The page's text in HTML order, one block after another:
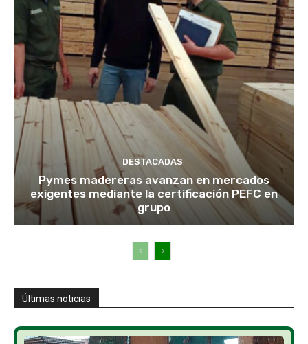
DESTACADAS
Pymes madereras avanzan en mercados
exigentes mediante la certificación PEFC en
grupo
Últimas noticias